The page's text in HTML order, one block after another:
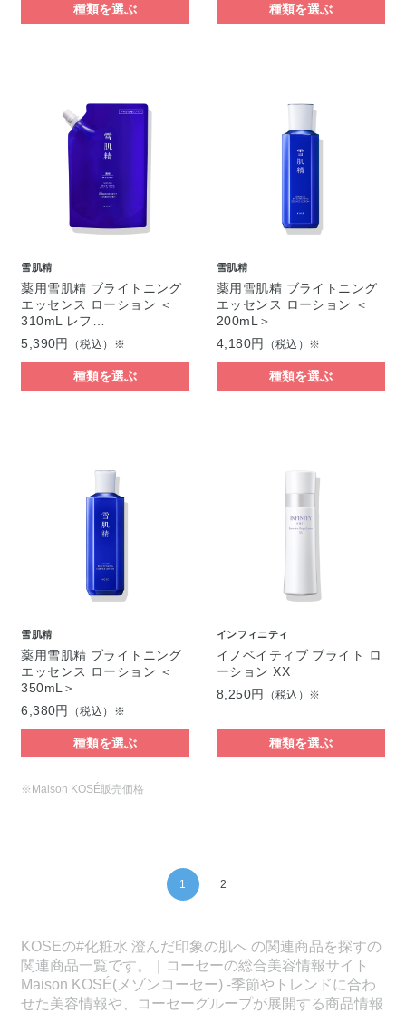
種類を選ぶ 種類を選ぶ
雪肌精
薬用雪肌精 ブライトニング
エッセンス ローション ＜
310mL レフ…
5,390円
（税込）※
種類を選ぶ
雪肌精
薬用雪肌精 ブライトニング
エッセンス ローション ＜
200mL＞
4,180円
（税込）※
種類を選ぶ
雪肌精
薬用雪肌精 ブライトニング
エッセンス ローション ＜
350mL＞
6,380円
（税込）※
種類を選ぶ
インフィニティ
イノベイティブ ブライト ロ
ーション XX
8,250円
（税込）※
種類を選ぶ
※Maison KOSÉ販売価格
1 2
KOSEの#化粧水 澄んだ印象の肌へ の関連商品を探すの
関連商品一覧です。｜コーセーの総合美容情報サイト
Maison KOSÉ(メゾンコーセー) -季節やトレンドに合わ
せた美容情報や、コーセーグループが展開する商品情報